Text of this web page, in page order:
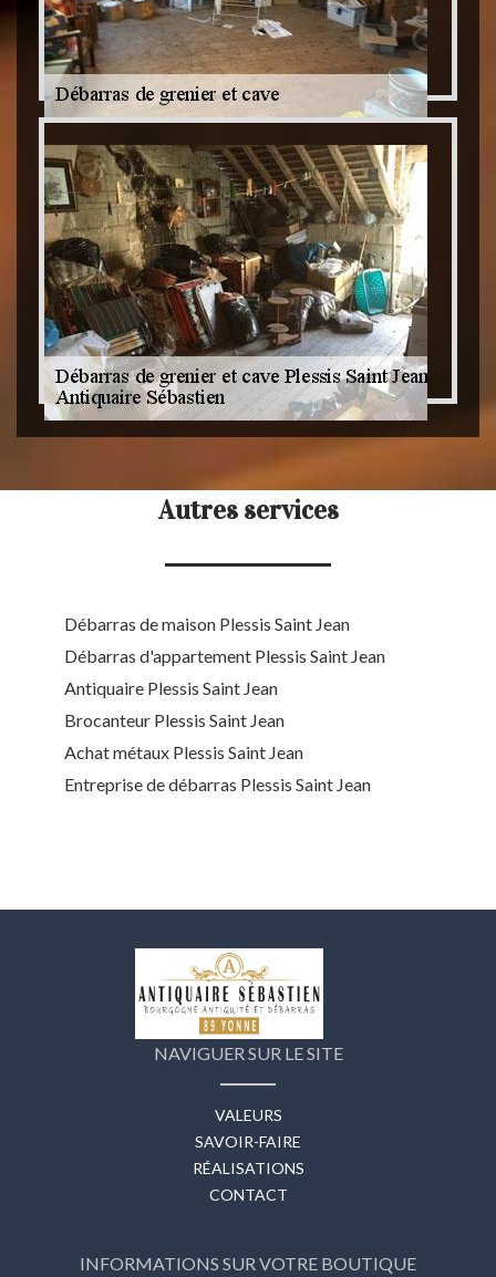
Autres services
Débarras de maison Plessis Saint Jean
Débarras d'appartement Plessis Saint Jean
Antiquaire Plessis Saint Jean
Brocanteur Plessis Saint Jean
Achat métaux Plessis Saint Jean
Entreprise de débarras Plessis Saint Jean
NAVIGUER SUR LE SITE
VALEURS
SAVOIR-FAIRE
RÉALISATIONS
CONTACT
INFORMATIONS SUR VOTRE BOUTIQUE